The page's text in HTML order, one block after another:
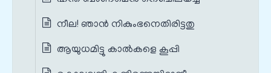
നീല! ഞാന്‍ നികുംഭനെതിരിട്ടതു
ആയുധമിട്ടു കാല്‍കളെ കൂപ്പി